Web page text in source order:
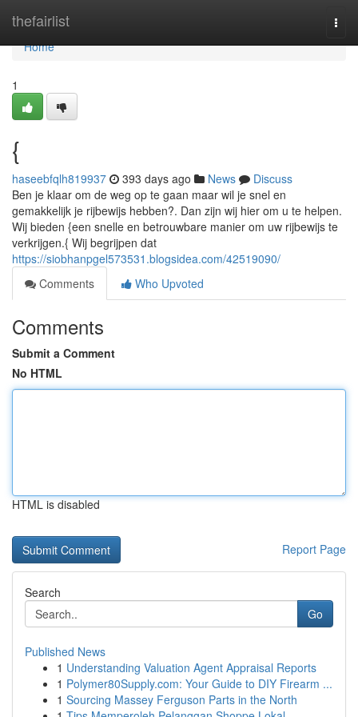
thefairlist
Home
Home
1
{
haseebfqlh819937 393 days ago News
Discuss
Ben je klaar om de weg op te gaan maar wil je snel en
gemakkelijk je rijbewijs hebben?. Dan zijn wij hier om u te helpen.
Wij bieden {een snelle en betrouwbare manier om uw rijbewijs te
verkrijgen.{ Wij begrijpen dat
https://siobhanpgel573531.blogsidea.com/42519090/
Comments
Who Upvoted
Comments
Submit a Comment
No HTML
HTML is disabled
Report Page
Search
Go
Published News
1 Understanding Valuation Agent Appraisal Reports
1 Polymer80Supply.com: Your Guide to DIY Firearm ...
1 Sourcing Massey Ferguson Parts in the North